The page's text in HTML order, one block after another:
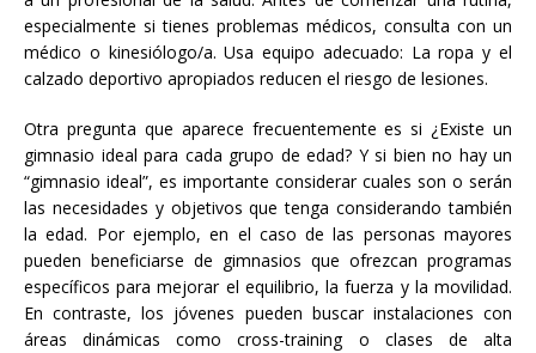
especialmente si tienes problemas médicos, consulta con un
médico o kinesiólogo/a. Usa equipo adecuado: La ropa y el
calzado deportivo apropiados reducen el riesgo de lesiones.
Otra pregunta que aparece frecuentemente es si ¿Existe un
gimnasio ideal para cada grupo de edad? Y si bien no hay un
“gimnasio ideal”, es importante considerar cuales son o serán
las necesidades y objetivos que tenga considerando también
la edad. Por ejemplo, en el caso de las personas mayores
pueden beneficiarse de gimnasios que ofrezcan programas
específicos para mejorar el equilibrio, la fuerza y la movilidad.
En contraste, los jóvenes pueden buscar instalaciones con
áreas dinámicas como cross-training o clases de alta